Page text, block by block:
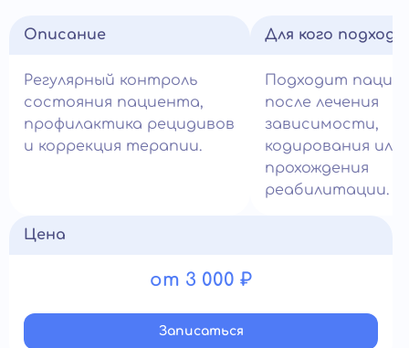
Описание
Регулярный контроль
состояния пациента,
профилактика рецидивов
и коррекция терапии.
Для кого
Подходит
после лечения
зависимости,
кодирования или
прохождения
реабилитации.
Цена
от 3 000 ₽
Записатьcя